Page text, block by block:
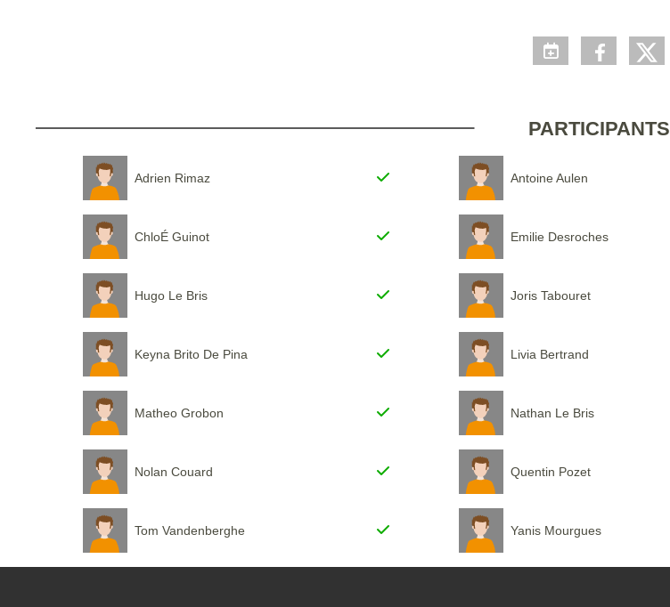
PARTICIPANTS
Adrien Rimaz Antoine Aulen
ChloÉ Guinot Emilie Desroches
Hugo Le Bris Joris Tabouret
Keyna Brito De Pina Livia Bertrand
Matheo Grobon Nathan Le Bris
Nolan Couard Quentin Pozet
Tom Vandenberghe Yanis Mourgues